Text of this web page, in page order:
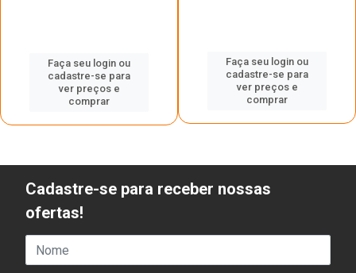
Faça seu login ou
cadastre-se para
ver preços e
comprar
Faça seu login ou
cadastre-se para
ver preços e
comprar
Cadastre-se para receber nossas
ofertas!